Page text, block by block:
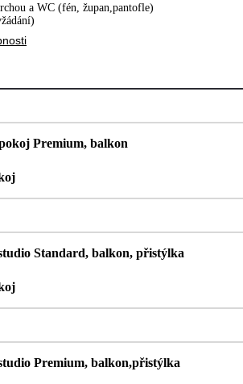
a WC (fén, župan,pantofle)
Premium, balkon
Standard, balkon, přistýlka
Premium, balkon,přistýlka